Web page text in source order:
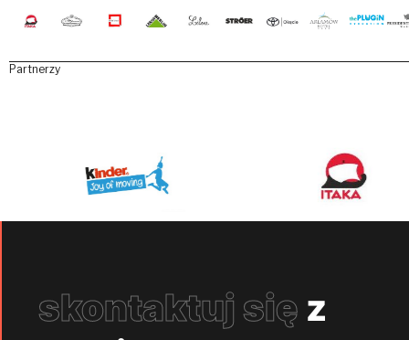
Partnerzy
skontaktuj się z